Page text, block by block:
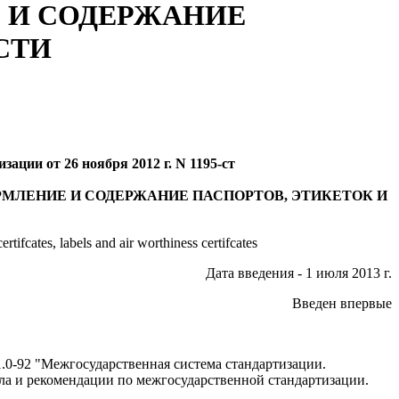
СОДЕРЖАНИЕ
от 26 ноября 2012 г. N 1195-ст
И СОДЕРЖАНИЕ ПАСПОРТОВ, ЭТИКЕТОК И
labels and air worthiness certifcates
Дата введения - 1 июля 2013 г.
Введен впервые
"Межгосударственная система стандартизации.
рекомендации по межгосударственной стандартизации.